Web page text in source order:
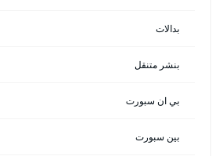
بدالات
بنشر متنقل
بي ان سبورت
بين سبورت